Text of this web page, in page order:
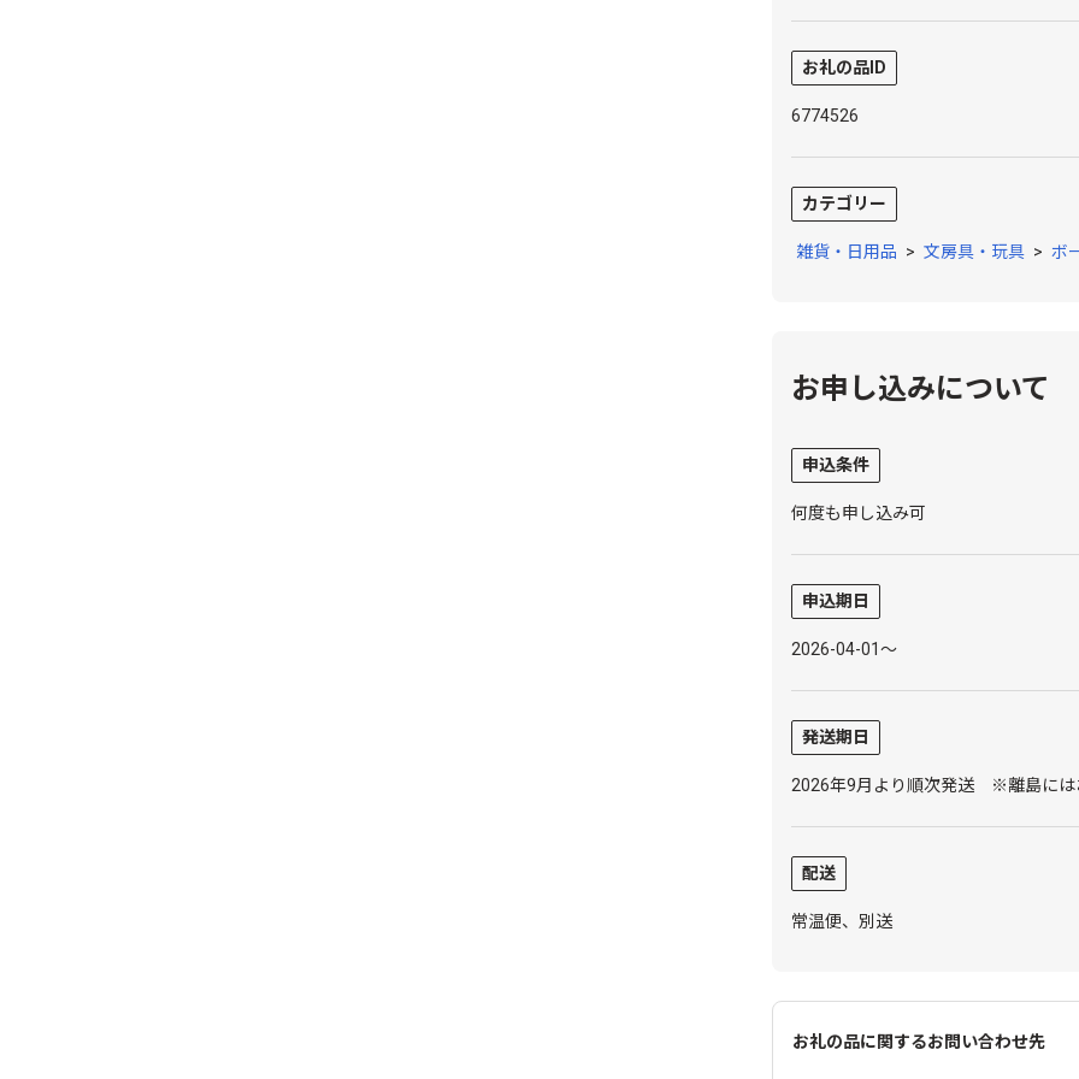
お礼の品ID
6774526
カテゴリー
雑貨・日用品 > 文房具・玩具 > ボ
お申し込みについて
申込条件
何度も申し込み可
申込期日
2026-04-01～
発送期日
2026年9月より順次発送 ※離島には
配送
常温便、別送
お礼の品に関するお問い合わせ先